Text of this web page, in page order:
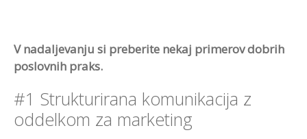
V nadaljevanju si preberite nekaj primerov dobrih
poslovnih praks.
#1 Strukturirana komunikacija z
oddelkom za marketing